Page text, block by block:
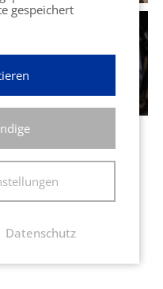
gespeichert
Datenschutz